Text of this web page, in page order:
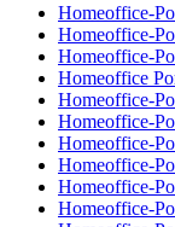
Homeoffice-
Homeoffice-
Homeoffice-
Homeoffice
Homeoffice-
Homeoffice-
Homeoffice-
Homeoffice-
Homeoffice-
Homeoffice-